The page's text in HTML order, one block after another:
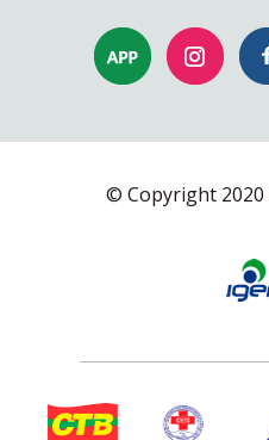
© Copyright 2020